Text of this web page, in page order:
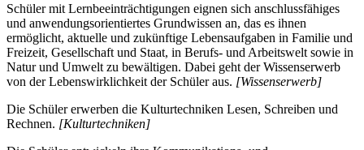
Schüler mit Lernbeeinträchtigungen eignen sich anschlussfähiges
und anwendungsorientiertes Grundwissen an, das es ihnen
ermöglicht, aktuelle und zukünftige Lebensaufgaben in Familie und
Freizeit, Gesellschaft und Staat, in Berufs- und Arbeitswelt sowie in
Natur und Umwelt zu bewältigen. Dabei geht der Wissenserwerb
von der Lebenswirklichkeit der Schüler aus. [Wissenserwerb]
Die Schüler erwerben die Kulturtechniken Lesen, Schreiben und
Rechnen. [Kulturtechniken]